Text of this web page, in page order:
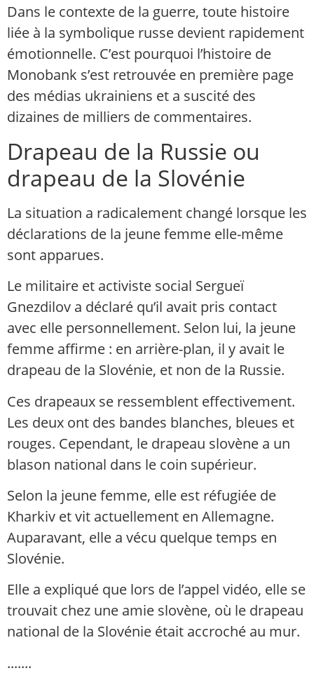
Dans le contexte de la guerre, toute histoire
liée à la symbolique russe devient rapidement
émotionnelle. C’est pourquoi l’histoire de
Monobank s’est retrouvée en première page
des médias ukrainiens et a suscité des
dizaines de milliers de commentaires.
Drapeau de la Russie ou
drapeau de la Slovénie
La situation a radicalement changé lorsque les
déclarations de la jeune femme elle-même
sont apparues.
Le militaire et activiste social Sergueï
Gnezdilov a déclaré qu’il avait pris contact
avec elle personnellement. Selon lui, la jeune
femme affirme : en arrière-plan, il y avait le
drapeau de la Slovénie, et non de la Russie.
Ces drapeaux se ressemblent effectivement.
Les deux ont des bandes blanches, bleues et
rouges. Cependant, le drapeau slovène a un
blason national dans le coin supérieur.
Selon la jeune femme, elle est réfugiée de
Kharkiv et vit actuellement en Allemagne.
Auparavant, elle a vécu quelque temps en
Slovénie.
Elle a expliqué que lors de l’appel vidéo, elle se
trouvait chez une amie slovène, où le drapeau
national de la Slovénie était accroché au mur.
.......